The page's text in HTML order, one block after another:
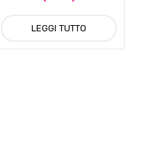
LEGGI TUTTO